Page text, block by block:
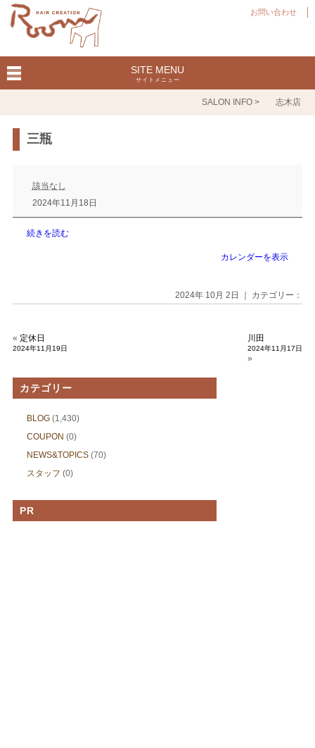
お問い合わせ
SITE MENU
サイトメニュー
SALON INFO > 志木店
三瓶
該当なし
2024年11月18日
続きを読む
カレンダーを表示
2024年 10月 2日 ｜ カテゴリー：
« 定休日
2024年11月19日
川田
2024年11月17日
»
カテゴリー
BLOG(1,430)
COUPON (0)
NEWS&TOPICS(70)
スタッフ (0)
PR